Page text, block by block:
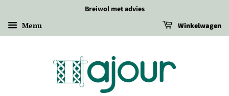
Breiwol met advies
Menu Winkelwagen